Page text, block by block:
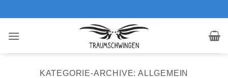
Inhalt
springen
KATEGORIE-ARCHIVE: ALLGEMEIN